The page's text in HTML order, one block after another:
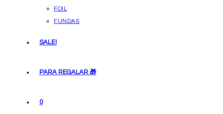
FOIL
FUNDAS
SALE!
PARA REGALAR 🎁
0